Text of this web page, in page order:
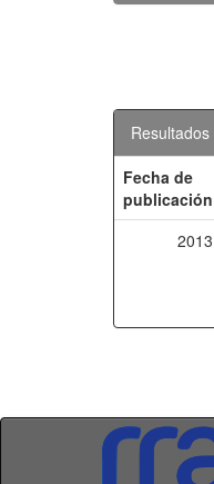
Fecha de
publicación
2013